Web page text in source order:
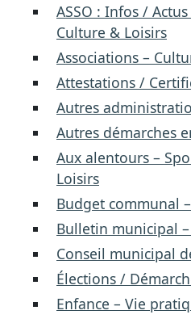
ASSO : Infos /
Culture & Loisirs
Associations –
Attestations /
Autres
Autres démarches
Aux alentours –
Loisirs
Budget communal
Bulletin municipal
Conseil municipal
Élections /
Enfance – Vie